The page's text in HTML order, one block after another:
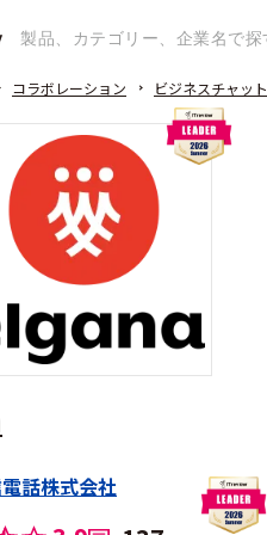
コラボレーション ビジネスチャット
話株式会社